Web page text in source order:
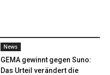
News
GEMA gewinnt gegen Suno:
Das Urteil verändert die